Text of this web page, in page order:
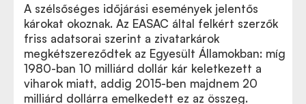
A szélsőséges időjárási események jelentős
károkat okoznak. Az EASAC által felkért szerzők
friss adatsorai szerint a zivatarkárok
megkétszereződtek az Egyesült Államokban: míg
1980-ban 10 milliárd dollár kár keletkezett a
viharok miatt, addig 2015-ben majdnem 20
milliárd dollárra emelkedett ez az összeg.